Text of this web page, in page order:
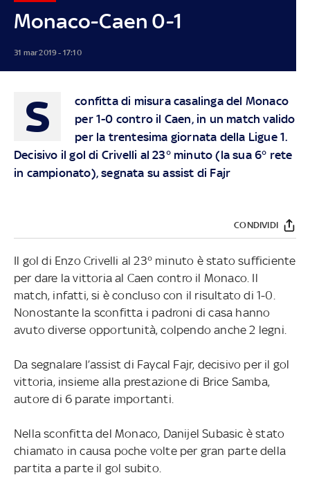
Monaco-Caen 0-1
31 mar 2019 - 17:10
S
confitta di misura casalinga del Monaco
per 1-0 contro il Caen, in un match valido
per la trentesima giornata della Ligue 1.
Decisivo il gol di Crivelli al 23° minuto (la sua 6° rete
in campionato), segnata su assist di Fajr
CONDIVIDI
Il gol di Enzo Crivelli al 23° minuto è stato sufficiente
per dare la vittoria al Caen contro il Monaco. Il
match, infatti, si è concluso con il risultato di 1-0.
Nonostante la sconfitta i padroni di casa hanno
avuto diverse opportunità, colpendo anche 2 legni.
Da segnalare l’assist di Faycal Fajr, decisivo per il gol
vittoria, insieme alla prestazione di Brice Samba,
autore di 6 parate importanti.
Nella sconfitta del Monaco, Danijel Subasic è stato
chiamato in causa poche volte per gran parte della
partita a parte il gol subito.